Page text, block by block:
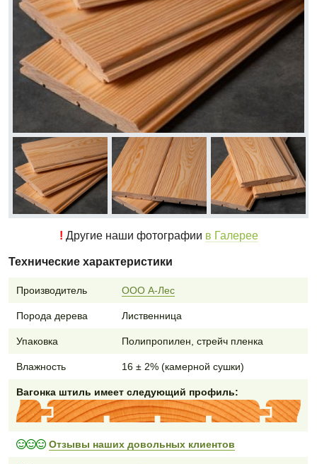
! Другие наши фотографии в Галерее
Технические характеристики
Производитель ООО А-Лес
Порода дерева Лиственница
Упаковка Полипропилен, стрейч пленка
Влажность 16 ± 2% (камерной сушки)
Вагонка штиль имеет следующий профиль:
Отзывы наших довольных клиентов